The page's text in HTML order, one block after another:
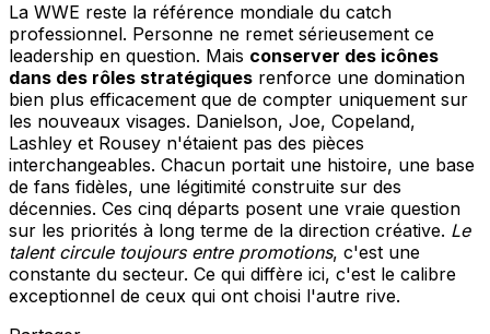
La WWE reste la référence mondiale du catch
professionnel. Personne ne remet sérieusement ce
leadership en question. Mais conserver des icônes
dans des rôles stratégiques renforce une domination
bien plus efficacement que de compter uniquement sur
les nouveaux visages. Danielson, Joe, Copeland,
Lashley et Rousey n'étaient pas des pièces
interchangeables. Chacun portait une histoire, une base
de fans fidèles, une légitimité construite sur des
décennies. Ces cinq départs posent une vraie question
sur les priorités à long terme de la direction créative. Le
talent circule toujours entre promotions, c'est une
constante du secteur. Ce qui diffère ici, c'est le calibre
exceptionnel de ceux qui ont choisi l'autre rive.